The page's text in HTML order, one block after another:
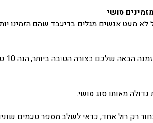
מעט אנשים מגלים בדיעבד שהם הזמינו
בצורה הטובה ביותר, הנה 10 טעויות שכדאי להכיר.
גדולה מאותו סוג סושי.
רק רול אחד, כדאי לשלב מספר טעמים